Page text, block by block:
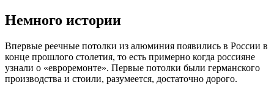
Немного истории
Впервые реечные потолки из алюминия появились в России в
конце прошлого столетия, то есть примерно когда россияне
узнали о «евроремонте». Первые потолки были германского
производства и стоили, разумеется, достаточно дорого.